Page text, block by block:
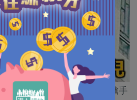
消息，有報道指吞槍自盡的槍手